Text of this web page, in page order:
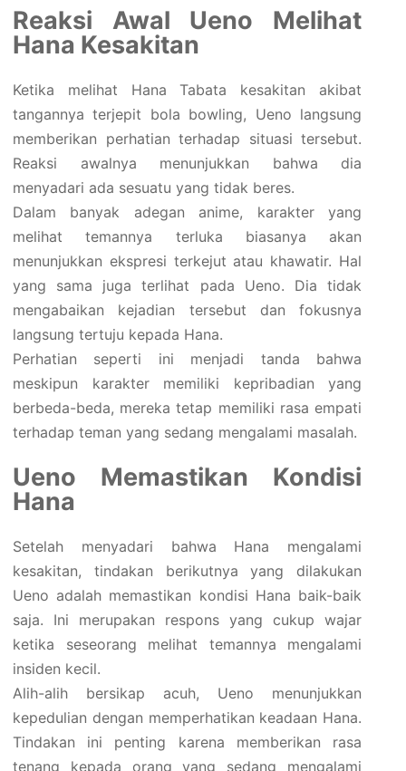
Reaksi Awal Ueno Melihat
Hana Kesakitan
Ketika melihat Hana Tabata kesakitan akibat
tangannya terjepit bola bowling, Ueno langsung
memberikan perhatian terhadap situasi tersebut.
Reaksi awalnya menunjukkan bahwa dia
menyadari ada sesuatu yang tidak beres.
Dalam banyak adegan anime, karakter yang
melihat temannya terluka biasanya akan
menunjukkan ekspresi terkejut atau khawatir. Hal
yang sama juga terlihat pada Ueno. Dia tidak
mengabaikan kejadian tersebut dan fokusnya
langsung tertuju kepada Hana.
Perhatian seperti ini menjadi tanda bahwa
meskipun karakter memiliki kepribadian yang
berbeda-beda, mereka tetap memiliki rasa empati
terhadap teman yang sedang mengalami masalah.
Ueno Memastikan Kondisi
Hana
Setelah menyadari bahwa Hana mengalami
kesakitan, tindakan berikutnya yang dilakukan
Ueno adalah memastikan kondisi Hana baik-baik
saja. Ini merupakan respons yang cukup wajar
ketika seseorang melihat temannya mengalami
insiden kecil.
Alih-alih bersikap acuh, Ueno menunjukkan
kepedulian dengan memperhatikan keadaan Hana.
Tindakan ini penting karena memberikan rasa
tenang kepada orang yang sedang mengalami